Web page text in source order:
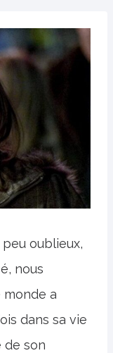
oublieux,
nous
monde a
dans sa vie
de son